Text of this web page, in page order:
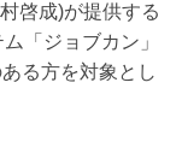
啓成)が提供する
「ジョブカン」
る方を対象とし